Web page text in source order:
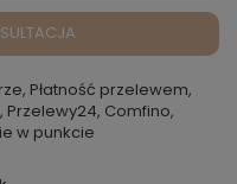
Płatność przelewem,
Przelewy24, Comfino,
w punkcie